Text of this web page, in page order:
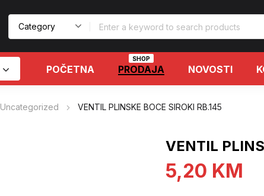
POČETNA PRODAJA
SHOP
NOVOSTI
Uncategorized VENTIL PLINSKE BOCE SIROKI RB.145
VENTIL
5,20 KM